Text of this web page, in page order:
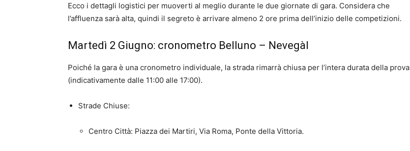
Ecco i dettagli logistici per muoverti al meglio durante le due giornate di gara. Considera che
l’affluenza sarà alta, quindi il segreto è arrivare almeno 2 ore prima dell’inizio delle competizioni.
Martedì 2 Giugno: cronometro Belluno – Nevegàl
Poiché la gara è una cronometro individuale, la strada rimarrà chiusa per l’intera durata della prova
(indicativamente dalle 11:00 alle 17:00).
Strade Chiuse:
Centro Città: Piazza dei Martiri, Via Roma, Ponte della Vittoria.